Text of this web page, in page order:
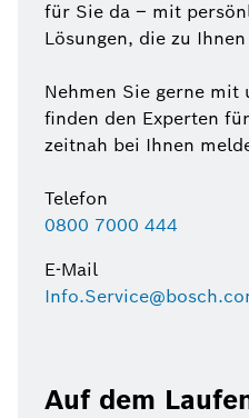
für Sie da – mit
Lösungen, die zu
Nehmen Sie gerne mit
finden den Experten
zeitnah bei Ihnen
Telefon
0800 7000 444
E-Mail
Auf dem